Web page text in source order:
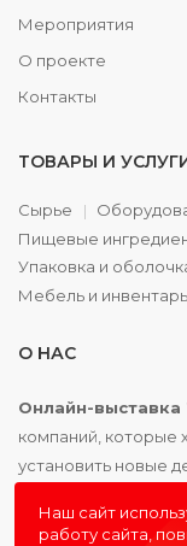
Мероприятия
О проекте
Контакты
ТОВАРЫ И
Сырье
Пищевые
Упаковка и
Мебель и инвентарь
О НАС
Онлайн-выставка
компаний, которые
установить новые
Наш сайт
работу сайта,